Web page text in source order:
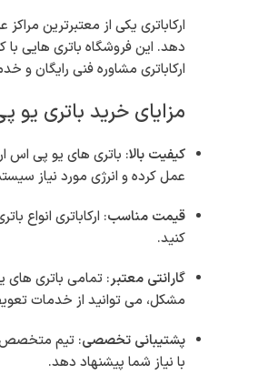
ارکاباتری یکی از معتبرترین
دهد. این فروشگاه باتری هایی
ارکاباتری مشاوره فنی رایگان
مزایای خرید باتری یو
کیفیت بالا: باتری های یو پی اس
عمل کرده و انرژی مورد نیاز
قیمت مناسب: ارکاباتری انواع
کنید.
گارانتی معتبر: تمامی باتری های
مشکل، می توانید از خدمات
پشتیبانی تخصصی: تیم متخصص
با نیاز شما پیشنهاد دهد.